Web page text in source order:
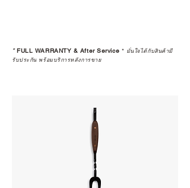
*FULL WARRANTY & After Service * มั่นใจได้กับสินค้ามี
รับประกัน พร้อมบริการหลังการขาย